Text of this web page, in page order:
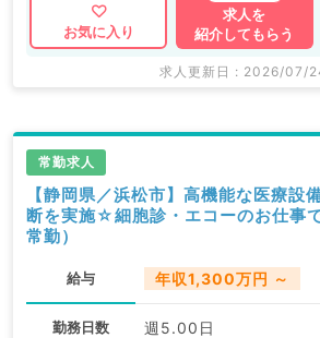
お気に入り
求人を
紹介してもらう
求人更新日 : 2026/07/
常勤求人
【静岡県／浜松市】高機能な医療設
断を実施☆細胞診・エコーのお仕事
常勤）
給与 年収1,300万円 ～
勤務日数 週5.00日